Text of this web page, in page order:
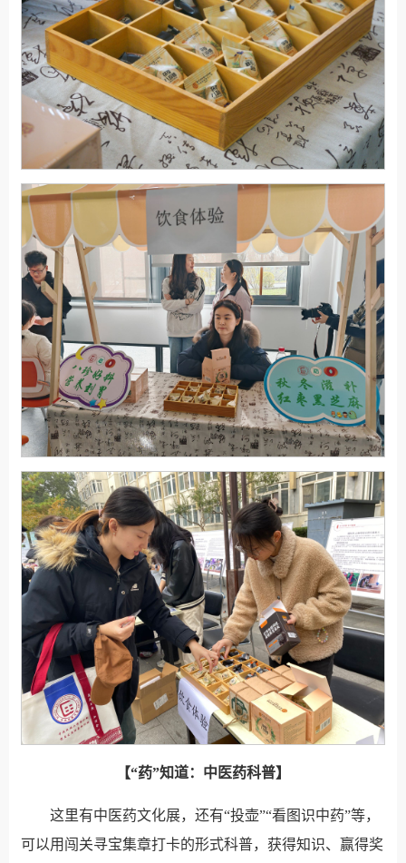
【“药”知道：中医药科普】
这里有中医药文化展，还有“投壶”“看图识中药”等，
可以用闯关寻宝集章打卡的形式科普，获得知识、赢得奖